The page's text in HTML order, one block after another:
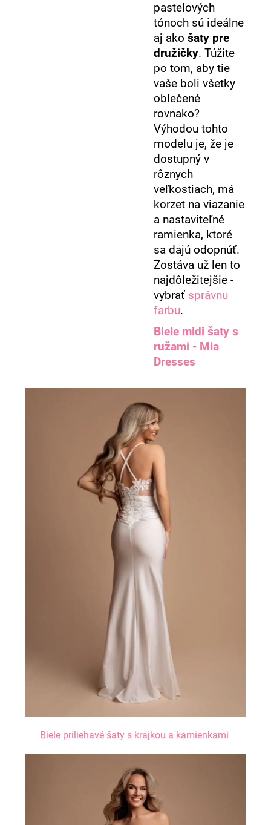
pastelových
tónoch sú ideálne
aj ako šaty pre
družičky. Túžite
po tom, aby tie
vaše boli všetky
oblečené
rovnako?
Výhodou tohto
modelu je, že je
dostupný v
rôznych
veľkostiach, má
korzet na viazanie
a nastaviteľné
ramienka, ktoré
sa dajú odopnúť.
Zostáva už len to
najdôležitejšie -
vybrať správnu
farbu.
Biele midi šaty s
ružami - Mia
Dresses
Biele priliehavé šaty s krajkou a kamienkami